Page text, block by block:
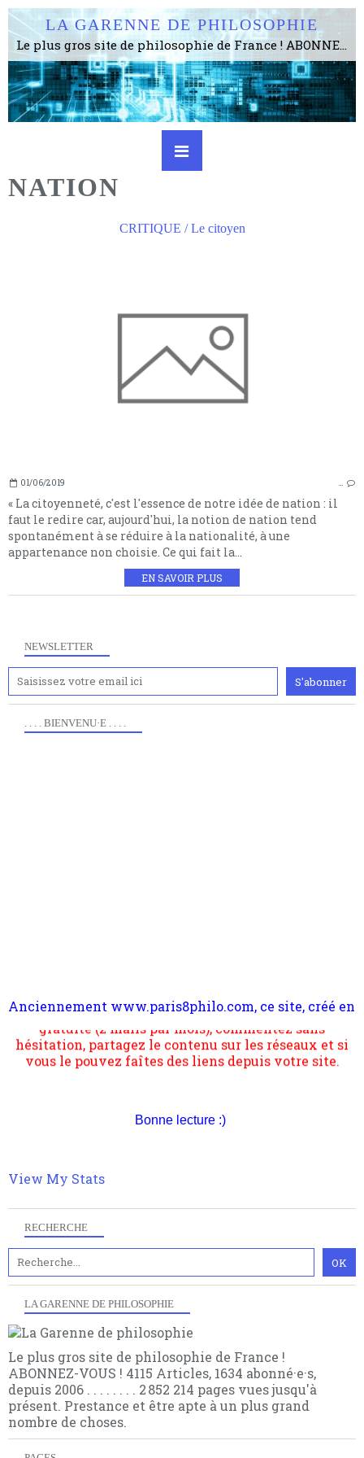
LA GARENNE DE PHILOSOPHIE
Le plus gros site de philosophie de France ! ABONNEZ-VOUS ! 4115 Articles, 1634 abonné·e·s, depuis 2006 . . . . . . . . 2 852 214 pages vues jusqu'à présent. Prestance et être apte à un plus grand nombre de choses.
NATION
CRITIQUE / Le citoyen
01/06/2019 …
« La citoyenneté, c'est l'essence de notre idée de nation : il
faut le redire car, aujourd'hui, la notion de nation tend
spontanément à se réduire à la nationalité, à une
appartenance non choisie. Ce qui fait la...
EN SAVOIR PLUS
NEWSLETTER
RECHERCHE
LA GARENNE DE PHILOSOPHIE
Le plus gros site de philosophie de France !
ABONNEZ-VOUS ! 4115 Articles, 1634 abonné·e·s,
depuis 2006 . . . . . . . . 2 852 214 pages vues jusqu'à
présent. Prestance et être apte à un plus grand
nombre de choses.
. . . . BIENVENU·E . . . .
2006 lors du mouvement anti-CPE, a rendu compte de
l'actualité et de l'expérimentation à Paris 8. Il
s'occupe plus largement de rendre compte d'une
transformation dans les paradigmes philosophiques
suivant la pensée du Dehors ou du Surpli, omme la
quantique, résolvant la plupart des impasses
philosophique du WWe siècle. Cette pensée hors
articles pour être apte à un plus grand nombre de
gratuite (2 mails par mois), commentez sans
hésitation, partagez le contenu sur les réseaux et si
vous le pouvez faîtes des liens depuis votre site.
Bonne lecture :)
View My Stats